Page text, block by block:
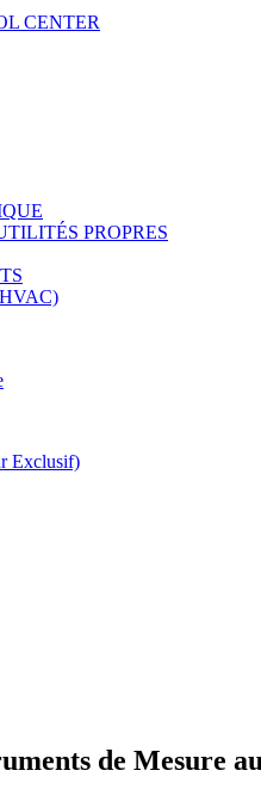
CENTER
PROPRES
Exclusif)
de Mesure